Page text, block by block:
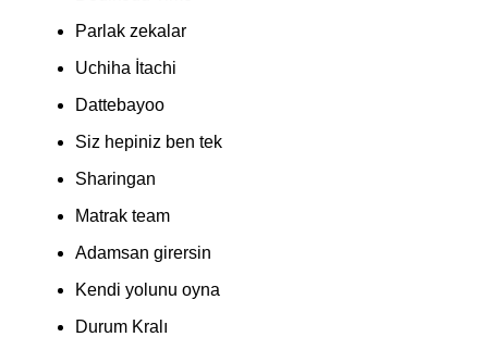
Parlak zekalar
Uchiha İtachi
Dattebayoo
Siz hepiniz ben tek
Sharingan
Matrak team
Adamsan girersin
Kendi yolunu oyna
Durum Kralı